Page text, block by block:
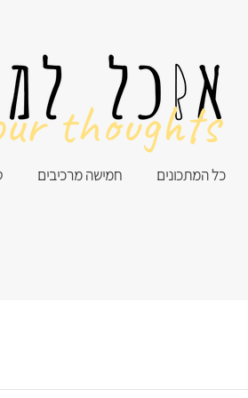
חמישה מרכיבים כל המתכונים
thoughts